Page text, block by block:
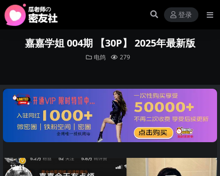
登录
嘉嘉学姐 004期 【30P】 2025年最新版
电鸽 279